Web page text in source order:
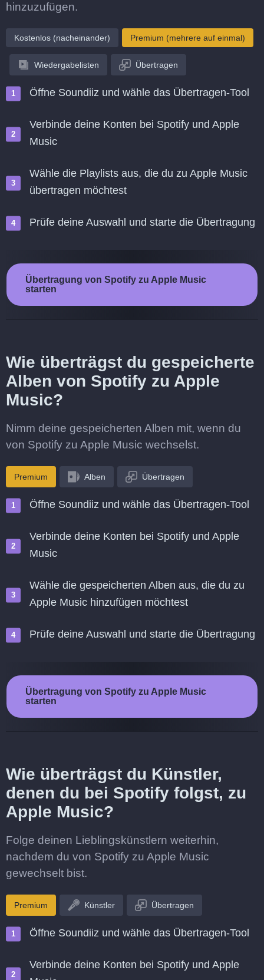
hinzuzufügen.
Kostenlos (nacheinander) Premium (mehrere auf einmal)
Wiedergabelisten Übertragen
Öffne Soundiiz und wähle das Übertragen-Tool
Verbinde deine Konten bei Spotify und Apple
Music
Wähle die Playlists aus, die du zu Apple Music
übertragen möchtest
Prüfe deine Auswahl und starte die Übertragung
Übertragung von Spotify zu Apple Music
starten
Wie überträgst du gespeicherte
Alben von Spotify zu Apple
Music?
Nimm deine gespeicherten Alben mit, wenn du
von Spotify zu Apple Music wechselst.
Premium Alben Übertragen
Öffne Soundiiz und wähle das Übertragen-Tool
Verbinde deine Konten bei Spotify und Apple
Music
Wähle die gespeicherten Alben aus, die du zu
Apple Music hinzufügen möchtest
Prüfe deine Auswahl und starte die Übertragung
Übertragung von Spotify zu Apple Music
starten
Wie überträgst du Künstler,
denen du bei Spotify folgst, zu
Apple Music?
Folge deinen Lieblingskünstlern weiterhin,
nachdem du von Spotify zu Apple Music
gewechselt bist.
Premium Künstler Übertragen
Öffne Soundiiz und wähle das Übertragen-Tool
Verbinde deine Konten bei Spotify und Apple